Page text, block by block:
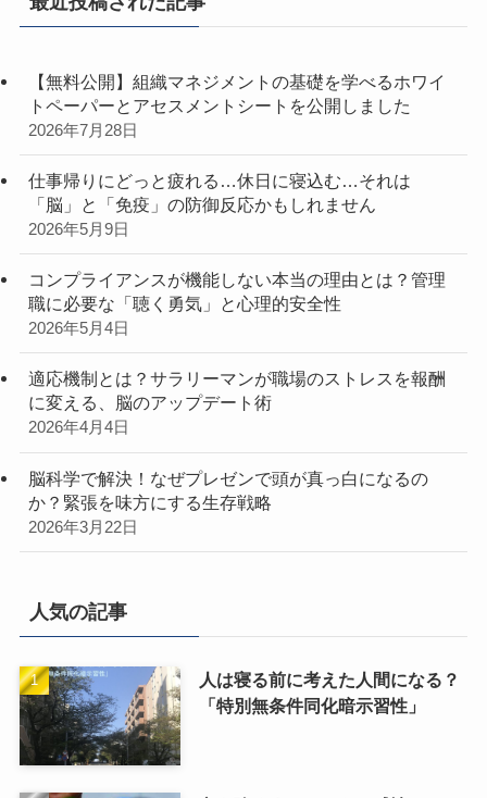
【無料公開】組織マネジメントの基礎を学べるホワイ
トペーパーとアセスメントシートを公開しました
2026年7月28日
仕事帰りにどっと疲れる…休日に寝込む…それは
「脳」と「免疫」の防御反応かもしれません
2026年5月9日
コンプライアンスが機能しない本当の理由とは？管理
職に必要な「聴く勇気」と心理的安全性
2026年5月4日
適応機制とは？サラリーマンが職場のストレスを報酬
に変える、脳のアップデート術
2026年4月4日
脳科学で解決！なぜプレゼンで頭が真っ白になるの
か？緊張を味方にする生存戦略
2026年3月22日
人気の記事
人は寝る前に考えた人間になる？
「特別無条件同化暗示習性」